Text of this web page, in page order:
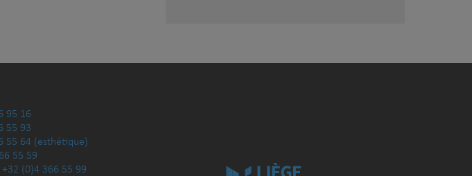
95 16
55 93
55 64 (esthétique)
55 59
+32 (0)4 366 55 99